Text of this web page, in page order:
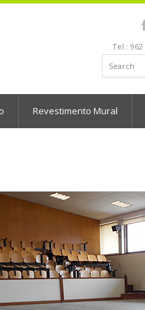
Tel.:
Revestimento Mural